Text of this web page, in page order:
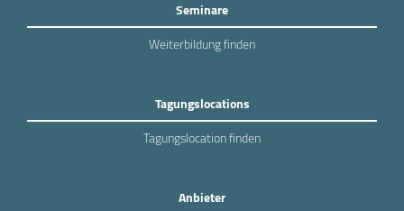
Seminare
Weiterbildung finden
Tagungslocations
Tagungslocation finden
Anbieter